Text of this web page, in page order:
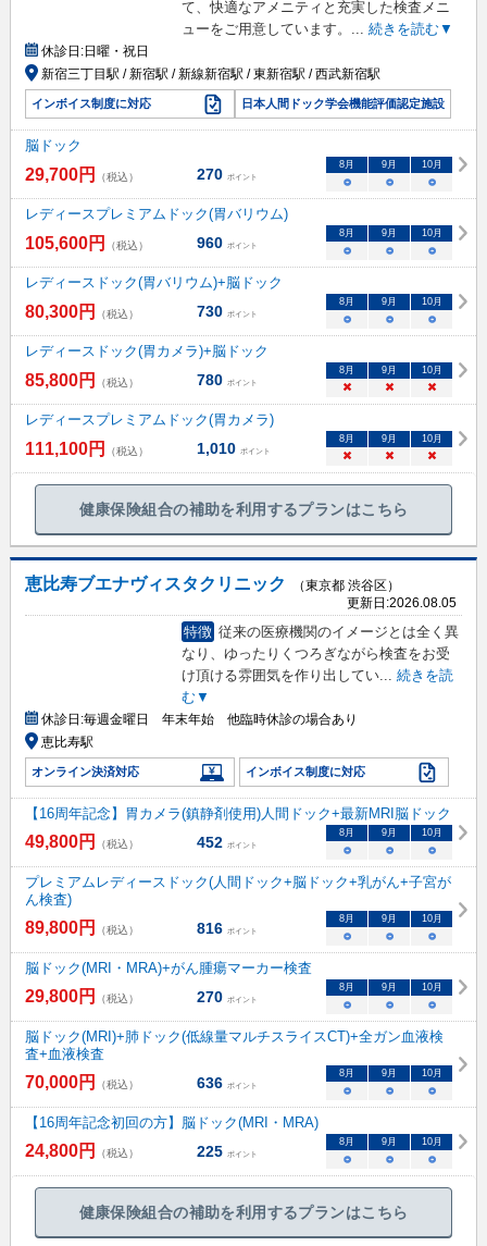
て、快適なアメニティと充実した検査メニ
ューをご用意しています。 ... 続きを読む▼
休診日:日曜・祝日
新宿三丁目駅 / 新宿駅 / 新線新宿駅 / 東新宿駅 / 西武新宿駅
インボイス制度に対応 日本人間ドック学会機能評価認定施設
脳ドック
29,700円 （税込） 270 ポイント
8月 9月 10月
○ ○ ○
レディースプレミアムドック(胃バリウム)
105,600円 （税込） 960 ポイント
8月 9月 10月
○ ○ ○
レディースドック(胃バリウム)+脳ドック
80,300円 （税込） 730 ポイント
8月 9月 10月
○ ○ ○
レディースドック(胃カメラ)+脳ドック
85,800円 （税込） 780 ポイント
8月 9月 10月
× × ×
レディースプレミアムドック(胃カメラ)
111,100円 （税込） 1,010 ポイント
8月 9月 10月
× × ×
健康保険組合の補助を利用するプランはこちら
恵比寿ブエナヴィスタクリニック
（東京都 渋谷区）
更新日:2026.08.05
特徴 従来の医療機関のイメージとは全く異
なり、ゆったりくつろぎながら検査をお受
け頂ける雰囲気を作り出してい...
続きを読
む▼
休診日:毎週金曜日 年末年始 他臨時休診の場合あり
恵比寿駅
オンライン決済対応 インボイス制度に対応
【16周年記念】胃カメラ(鎮静剤使用)人間ドック+最新MRI脳ドック
49,800円 （税込） 452 ポイント
8 月 9 月 10月
○ ○ ○
プレミアムレディースドック(人間ドック+脳ドック+乳がん+子宮が
ん検査)
89,800円 （税込） 816 ポイント
8 月 9 月 10月
○ ○ ○
脳ドック(MRI・MRA)+がん腫瘍マーカー検査
29,800円 （税込） 270 ポイント
8 月 9 月 10月
○ ○ ○
脳ドック(MRI)+肺ドック(低線量マルチスライスCT)+全ガン血液検
査+血液検査
70,000円 （税込） 636 ポイント
8 月 9 月 10月
○ ○ ○
【16周年記念初回の方】脳ドック(MRI・MRA)
24,800円 （税込） 225 ポイント
8 月 9 月 10月
○ ○ ○
健康保険組合の補助を利用するプランはこちら